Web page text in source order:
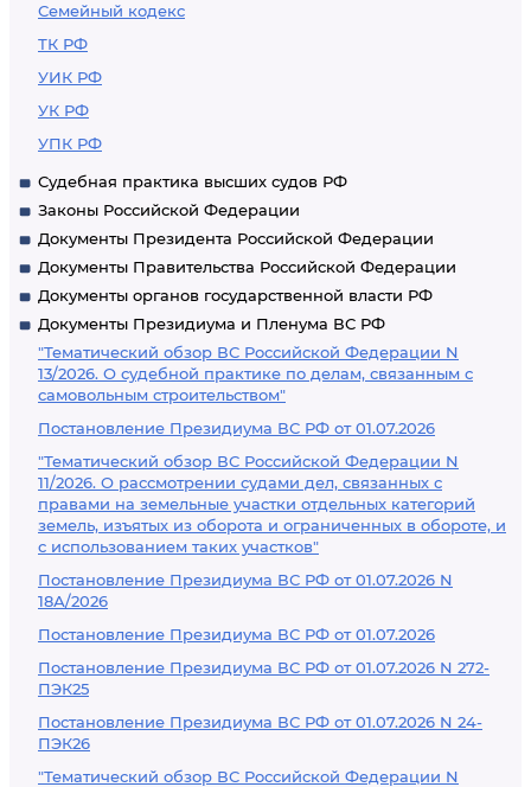
Семейный кодекс
ТК РФ
УИК РФ
УК РФ
УПК РФ
Судебная практика высших судов РФ
Законы Российской Федерации
Документы Президента Российской Федерации
Документы Правительства Российской Федерации
Документы органов государственной власти РФ
Документы Президиума и Пленума ВС РФ
"Тематический обзор ВС Российской Федерации N
13/2026. О судебной практике по делам, связанным с
самовольным строительством"
Постановление Президиума ВС РФ от 01.07.2026
"Тематический обзор ВС Российской Федерации N
11/2026. О рассмотрении судами дел, связанных с
правами на земельные участки отдельных категорий
земель, изъятых из оборота и ограниченных в обороте, и
с использованием таких участков"
Постановление Президиума ВС РФ от 01.07.2026 N
18А/2026
Постановление Президиума ВС РФ от 01.07.2026
Постановление Президиума ВС РФ от 01.07.2026 N 272-
ПЭК25
Постановление Президиума ВС РФ от 01.07.2026 N 24-
ПЭК26
"Тематический обзор ВС Российской Федерации N